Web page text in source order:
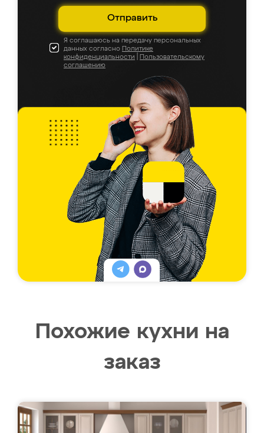
Отправить
Я соглашаюсь на передачу персональных
данных согласно Политике
конфиденциальности
Пользовательскому
соглашению
Похожие кухни на
заказ